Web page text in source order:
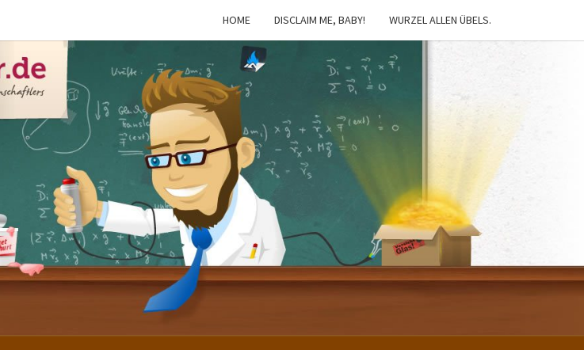
HOME DISCLAIM ME, BABY! WURZEL ALLEN ÜBELS.
SCHEIBSTER
Gutbürgerliche
Reime Und
Mehr! In
Blogform.
Total Old
School!